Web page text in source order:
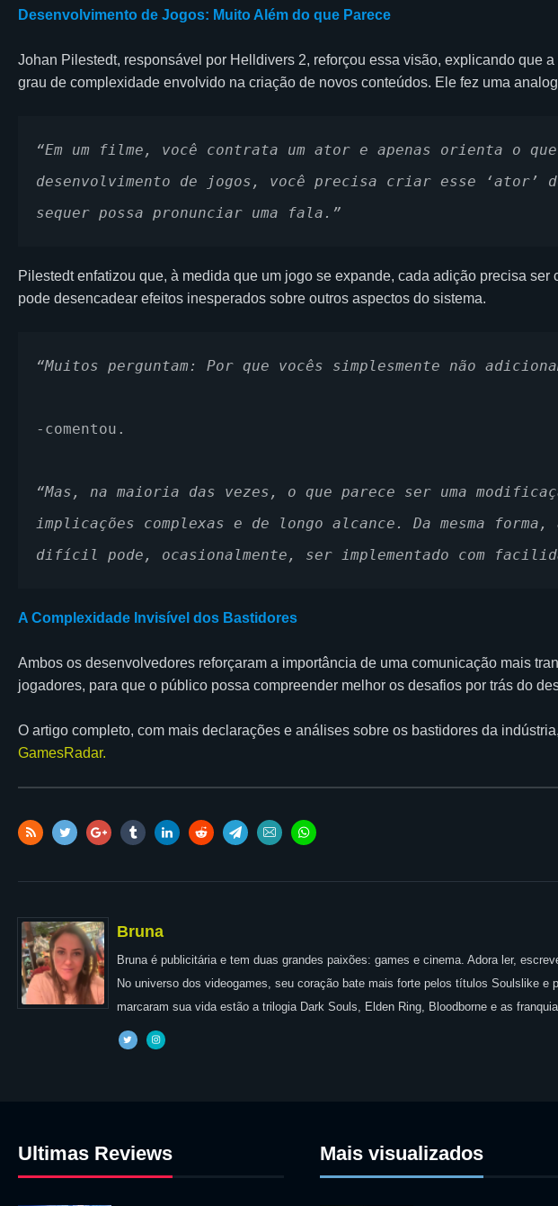
Desenvolvimento de Jogos: Muito Além do que Parece
Johan Pilestedt, responsável por Helldivers 2, reforçou essa visão, explicando que
grau de complexidade envolvido na criação de novos conteúdos. Ele fez uma
“Em um filme, você contrata um ator e apenas orienta o
desenvolvimento de jogos, você precisa criar esse ‘ator’
sequer possa pronunciar uma fala.”
Pilestedt enfatizou que, à medida que um jogo se expande, cada adição precisa
pode desencadear efeitos inesperados sobre outros aspectos do sistema.
“Muitos perguntam: Por que vocês simplesmente não
-comentou.
“Mas, na maioria das vezes, o que parece ser uma
implicações complexas e de longo alcance. Da mesma
difícil pode, ocasionalmente, ser implementado com
A Complexidade Invisível dos Bastidores
Ambos os desenvolvedores reforçaram a importância de uma comunicação mais
jogadores, para que o público possa compreender melhor os desafios por trás do
O artigo completo, com mais declarações e análises sobre os bastidores da
GamesRadar.
Bruna
Bruna é publicitária e tem duas grandes paixões: games e cinema. Adora ler,
No universo dos videogames, seu coração bate mais forte pelos títulos Soulslike e
marcaram sua vida estão a trilogia Dark Souls, Elden Ring, Bloodborne e as
Ultimas Reviews Mais visualizados